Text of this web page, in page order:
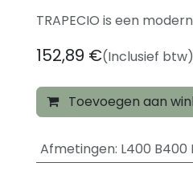
TRAPECIO is een
152,89 €(Inclusief btw)
Toevoegen aan
Afmetingen: L400 B400